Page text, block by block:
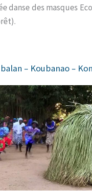
danse des masques
– Koubanao –